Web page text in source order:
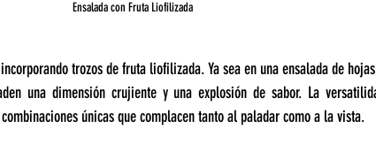
Ensalada con Fruta Liofilizada
trozos de fruta liofilizada. Ya sea en una ensalada de
una dimensión crujiente y una explosión de sabor. La
únicas que complacen tanto al paladar como a la vista.